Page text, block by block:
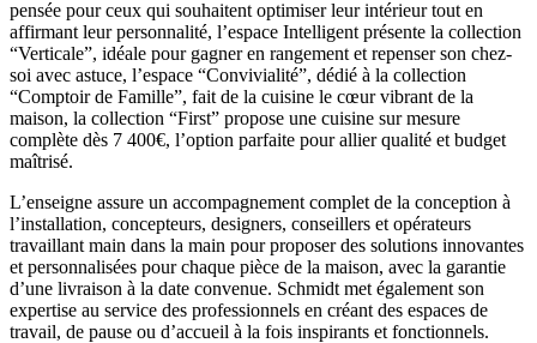
pensée pour ceux qui souhaitent optimiser leur intérieur tout en
affirmant leur personnalité, l’espace Intelligent présente la collection
“Verticale”, idéale pour gagner en rangement et repenser son chez-
soi avec astuce, l’espace “Convivialité”, dédié à la collection
“Comptoir de Famille”, fait de la cuisine le cœur vibrant de la
maison, la collection “First” propose une cuisine sur mesure
complète dès 7 400€, l’option parfaite pour allier qualité et budget
maîtrisé.
L’enseigne assure un accompagnement complet de la conception à
l’installation, concepteurs, designers, conseillers et opérateurs
travaillant main dans la main pour proposer des solutions innovantes
et personnalisées pour chaque pièce de la maison, avec la garantie
d’une livraison à la date convenue. Schmidt met également son
expertise au service des professionnels en créant des espaces de
travail, de pause ou d’accueil à la fois inspirants et fonctionnels.